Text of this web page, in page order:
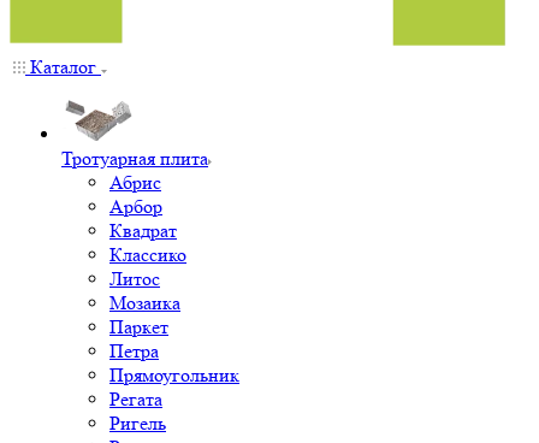
Каталог
Тротуарная плита
Абрис
Арбор
Квадрат
Классико
Литос
Мозаика
Паркет
Петра
Прямоугольник
Регата
Ригель